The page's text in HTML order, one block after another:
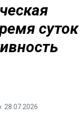
суток
28.07.2026